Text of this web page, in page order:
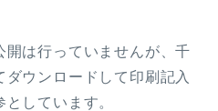
開は行っていませんが、千
ウンロードして印刷記入
しています。